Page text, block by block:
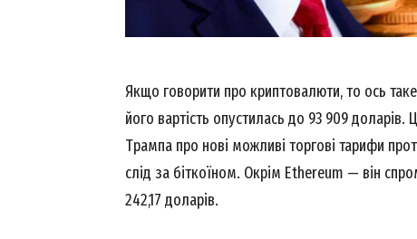
Якщо говорити про криптовалюти, то ось
його вартість опустилась до 93 909
Трампа про нові можливі торгові тарифи
слід за біткоїном. Окрім Ethereum — він
242,17 доларів.